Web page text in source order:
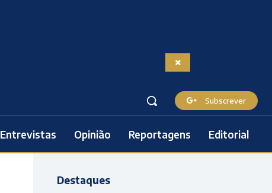
Subscrever
Entrevistas Opinião Reportagens Editorial
Destaques